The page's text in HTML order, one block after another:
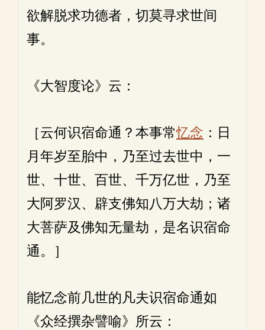
欲解脱求功德者，切莫寻求世间
事。
《大智度论》云：
［云何识宿命通？本事常忆念 ：日
月年岁至胎中，乃至过去世中，一
世、十世、百世、千万亿世，乃至
大阿罗汉、辟支佛知八万大劫；诸
大菩萨及佛知无量劫，是名识宿命
通。］
能忆念前几世的凡夫识宿命通如
《众经撰杂譬喻》所云：